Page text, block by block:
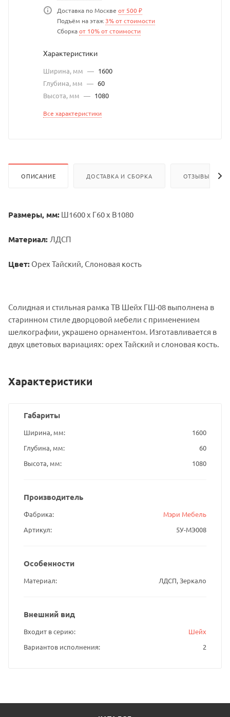
Доставка по Москве от 500 ₽
Подъём на этаж 3% от стоимости
Сборкаот 10% от стоимости
Характеристики
Ширина, мм — 1600
Глубина, мм — 60
Высота, мм — 1080
Все характеристики
ОПИСАНИЕ ДОСТАВКА И СБОРКА ОТЗЫВЫ
Размеры, мм: Ш1600 х Г60 х В1080
Материал: ЛДСП
Цвет: Орех Тайский, Слоновая кость
Солидная и стильная рамка ТВ Шейх ГШ-08 выполнена в
старинном стиле дворцовой мебели с применением
шелкографии, украшено орнаментом. Изготавливается в
двух цветовых вариациях: орех Тайский и слоновая кость.
Характеристики
Габариты
Ширина, мм
1600
Глубина, мм
60
Высота, мм
1080
Производитель
Фабрика
Мэри Мебель
Артикул
5У-МЭ008
Особенности
Материал ЛДСП, Зеркало
Внешний вид
Входит в серию
Шейх
Вариантов исполнения
2